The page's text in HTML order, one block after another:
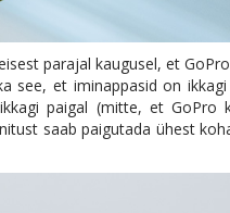
parajal kaugusel, et
see, et iminappasid on
paigal (mitte, et GoPro
saab paigutada ühest